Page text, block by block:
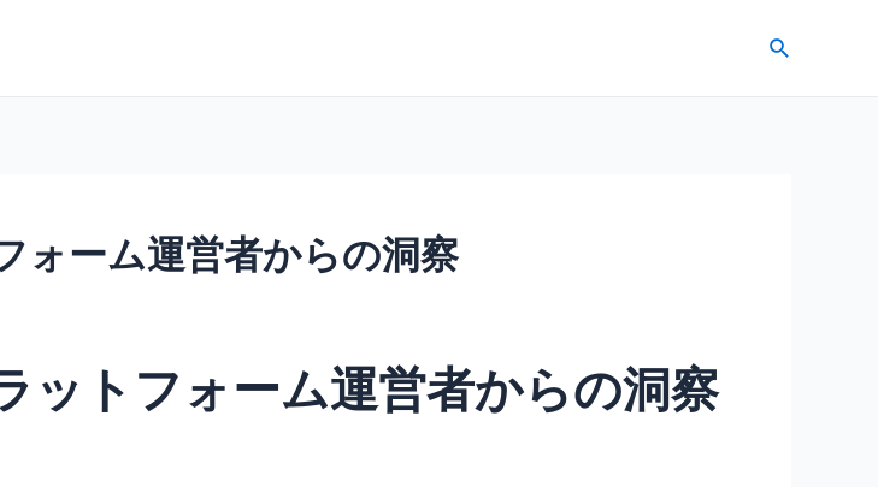
検
ォーム運営者からの洞察
ットフォーム運営者からの洞察